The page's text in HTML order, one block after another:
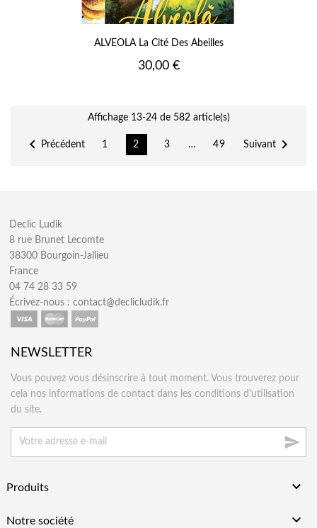
ALVEOLA La Cité Des Abeilles
Prix
30,00 €
Affichage 13-24 de 582 article(s)
 Précédent 1 2 3 … 49 Suivant 
Declic Ludik
8 rue Brunet Lecomte
38300 Bourgoin-Jallieu
France
04 74 28 33 59
Écrivez-nous :contact@declicludik.fr
NEWSLETTER
Vous pouvez vous désinscrire à tout moment. Vous trouverez pour
cela nos informations de contact dans les conditions d'utilisation
du site.

Produits 
Notre société 